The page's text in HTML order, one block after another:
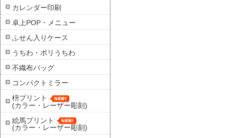
カレンダー印刷
卓上POP・メニュー
ふせん入りケース
うちわ・ポリうちわ
不織布バッグ
コンパクトミラー
枡プリント
(カラー・レーザー彫刻)
絵馬プリント
(カラー・レーザー彫刻)